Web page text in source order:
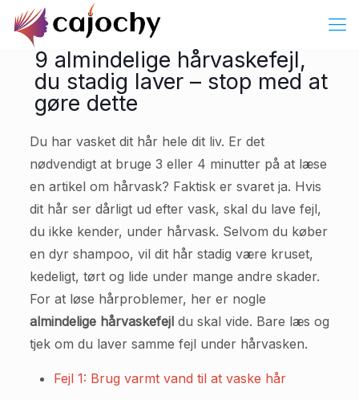
9 almindelige hårvaskefejl,
du stadig laver – stop med at
gøre dette
Du har vasket dit hår hele dit liv. Er det
nødvendigt at bruge 3 eller 4 minutter på at læse
en artikel om hårvask? Faktisk er svaret ja. Hvis
dit hår ser dårligt ud efter vask, skal du lave fejl,
du ikke kender, under hårvask. Selvom du køber
en dyr shampoo, vil dit hår stadig være kruset,
kedeligt, tørt og lide under mange andre skader.
For at løse hårproblemer, her er nogle
almindelige hårvaskefejldu skal vide. Bare læs og
tjek om du laver samme fejl under hårvasken.
Fejl 1: Brug varmt vand til at vaske hår